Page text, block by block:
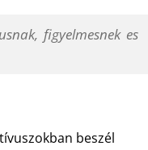
figyelmesnek es
beszél